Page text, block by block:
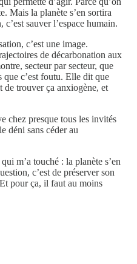
Mais la planète s’en sortira
sauver l’espace humain.
c’est une image.
de décarbonation aux
secteur par secteur, que
que c’est foutu. Elle dit que
de trouver ça anxiogène, et
chez presque tous les invités
déni sans céder au
m’a touché : la planète s’en
c’est de préserver son
pour ça, il faut au moins